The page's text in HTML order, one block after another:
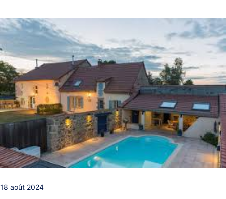
18 août 2024